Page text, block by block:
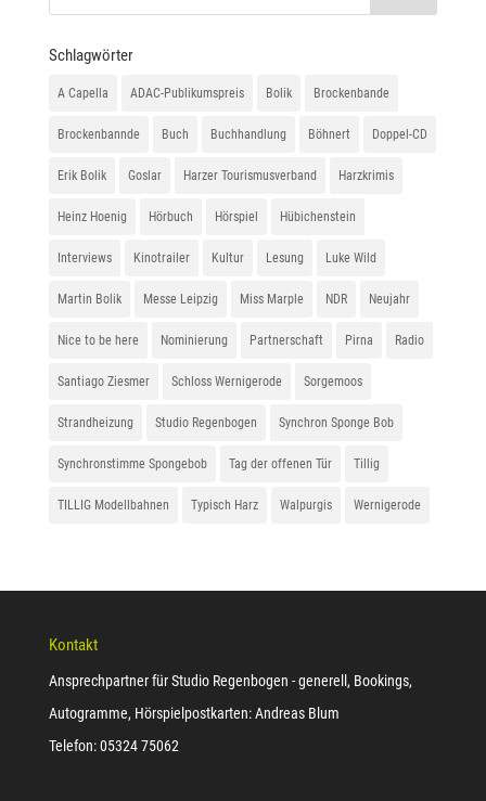
Schlagwörter
A Capella ADAC-Publikumspreis Bolik Brockenbande
Brockenbannde Buch Buchhandlung Böhnert Doppel-CD
Erik Bolik Goslar Harzer Tourismusverband Harzkrimis
Heinz Hoenig Hörbuch Hörspiel Hübichenstein
Interviews Kinotrailer Kultur Lesung Luke Wild
Martin Bolik Messe Leipzig Miss Marple NDR Neujahr
Nice to be here Nominierung Partnerschaft Pirna Radio
Santiago Ziesmer Schloss Wernigerode Sorgemoos
Strandheizung Studio Regenbogen Synchron Sponge Bob
Synchronstimme Spongebob Tag der offenen Tür Tillig
TILLIG Modellbahnen Typisch Harz Walpurgis Wernigerode
Kontakt
Ansprechpartner für Studio Regenbogen - generell, Bookings,
Autogramme, Hörspielpostkarten: Andreas Blum
Telefon: 05324 75062